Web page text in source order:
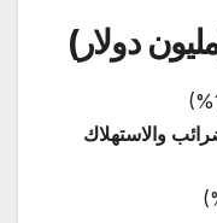
دولار)
والاستهلاك